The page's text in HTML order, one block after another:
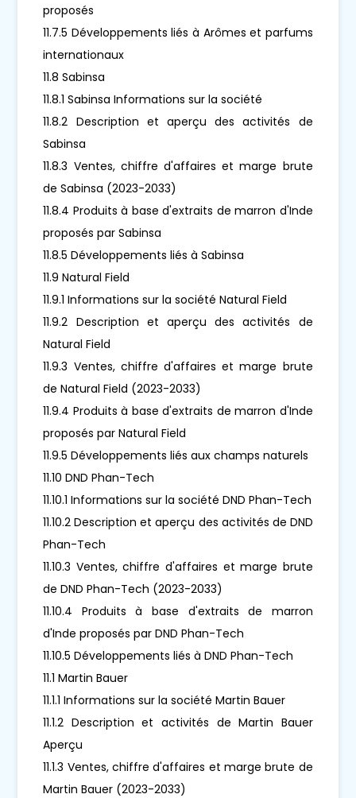
proposés
11.7.5 Développements liés à Arômes et parfums
internationaux
11.8 Sabinsa
11.8.1 Sabinsa Informations sur la société
11.8.2 Description et aperçu des activités de
Sabinsa
11.8.3 Ventes, chiffre d'affaires et marge brute
de Sabinsa (2023-2033)
11.8.4 Produits à base d'extraits de marron d'Inde
proposés par Sabinsa
11.8.5 Développements liés à Sabinsa
11.9 Natural Field
11.9.1 Informations sur la société Natural Field
11.9.2 Description et aperçu des activités de
Natural Field
11.9.3 Ventes, chiffre d'affaires et marge brute
de Natural Field (2023-2033)
11.9.4 Produits à base d'extraits de marron d'Inde
proposés par Natural Field
11.9.5 Développements liés aux champs naturels
11.10 DND Phan-Tech
11.10.1 Informations sur la société DND Phan-Tech
11.10.2 Description et aperçu des activités de DND
Phan-Tech
11.10.3 Ventes, chiffre d'affaires et marge brute
de DND Phan-Tech (2023-2033)
11.10.4 Produits à base d'extraits de marron
d'Inde proposés par DND Phan-Tech
11.10.5 Développements liés à DND Phan-Tech
11.1 Martin Bauer
11.1.1 Informations sur la société Martin Bauer
11.1.2 Description et activités de Martin Bauer
Aperçu
11.1.3 Ventes, chiffre d'affaires et marge brute de
Martin Bauer (2023-2033)